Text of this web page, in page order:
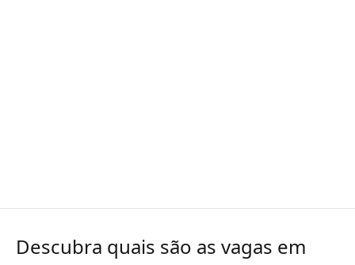
Descubra quais são as vagas em